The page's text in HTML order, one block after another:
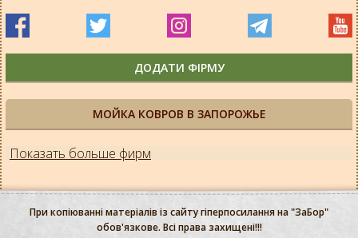
МОЙКА КОВРОВ В ЗАПОРОЖЬЕ
Показать больше фирм
ДОДАТИ ФІРМУ
При копіюванні матеріалів із сайту гіперпосилання на "ЗаБор"
обов'язкове. Всі права захищені!!!